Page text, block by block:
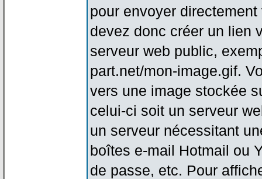
pour envoyer
devez donc créer un lien
serveur web public,
part.net/mon-image.gif.
vers une image stockée
celui-ci soit un serveur
un serveur nécessitant
boîtes e-mail Hotmail ou
de passe, etc. Pour